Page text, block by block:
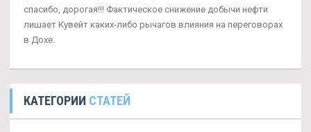
спасибо, дорогая!!! Фактическое снижение добычи нефти
лишает Кувейт каких-либо рычагов влияния на переговорах
в Дохе.
КАТЕГОРИИ СТАТЕЙ